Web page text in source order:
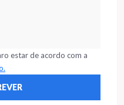
estar de acordo com a